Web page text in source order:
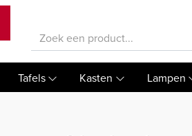
Tafels Kasten Lampen